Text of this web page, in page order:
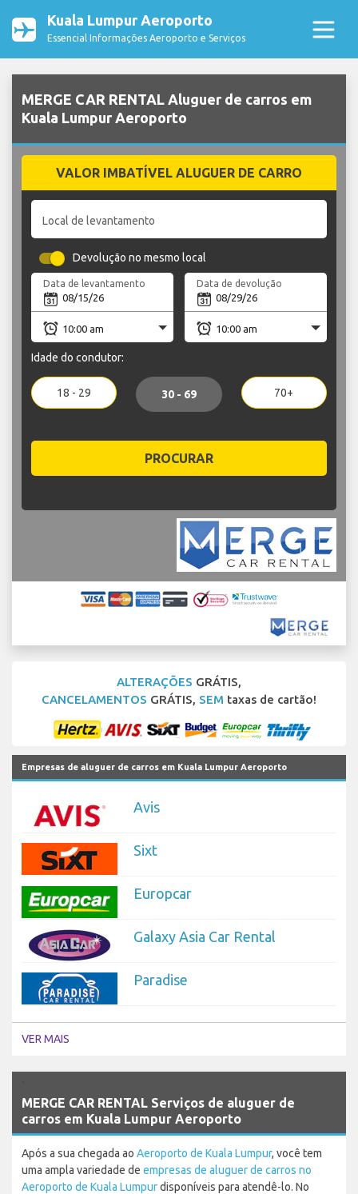
Kuala Lumpur Aeroporto
Essencial Informações Aeroporto e Serviços
MERGE CAR RENTAL Aluguer de carros em
Kuala Lumpur Aeroporto
VALOR IMBATÍVEL ALUGUER DE CARRO
Local de levantamento
Devolução no mesmo local
Data de levantamento Data de devolução
Idade do condutor:
18 - 29 30 - 69 70+
PROCURAR
ALTERAÇÕES GRÁTIS,
CANCELAMENTOS GRÁTIS, SEM taxas de cartão!
Empresas de aluguer de carros em Kuala Lumpur Aeroporto
Avis
Sixt
Europcar
Galaxy Asia Car Rental
Paradise
VER MAIS
MERGE CAR RENTAL Serviços de aluguer de
carros em Kuala Lumpur Aeroporto
Após a sua chegada ao Aeroporto de Kuala Lumpur, você tem
uma ampla variedade de empresas de aluguer de carros no
Aeroporto de Kuala Lumpurdisponíveis para atendê-lo. No